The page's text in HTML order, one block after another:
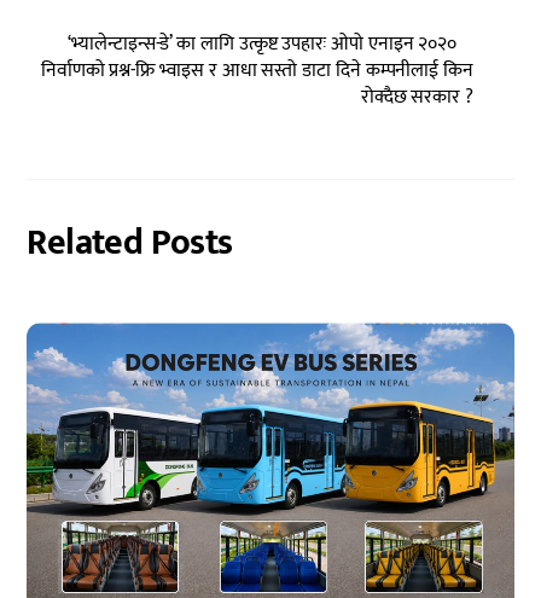
‘भ्यालेन्टाइन्स-डे’ का लागि उत्कृष्ट उपहारः ओपो एनाइन २०२०
निर्वाणको प्रश्न-फ्रि भ्वाइस र आधा सस्तो डाटा दिने कम्पनीलाई किन
रोक्दैछ सरकार ?
Related Posts